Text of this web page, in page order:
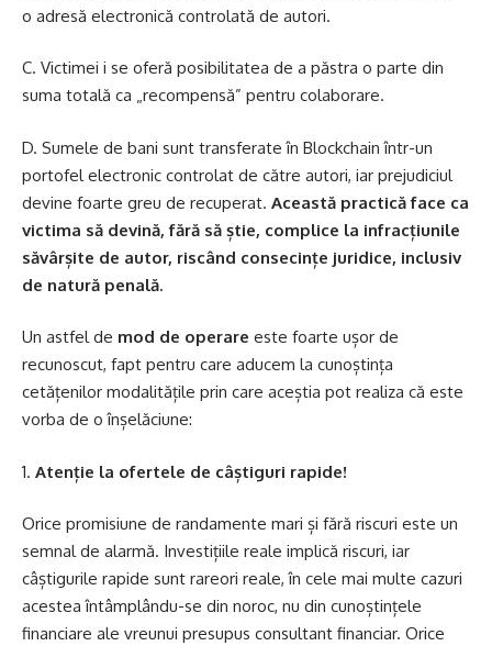
o adresă electronică controlată de autori.
C. Victimei i se oferă posibilitatea de a păstra o parte din
suma totală ca „recompensă” pentru colaborare.
D. Sumele de bani sunt transferate în Blockchain într-un
portofel electronic controlat de către autori, iar prejudiciul
devine foarte greu de recuperat. Această practică face ca
victima să devină, fără să știe, complice la infracțiunile
săvârșite de autor, riscând consecințe juridice, inclusiv
de natură penală.
Un astfel de mod de operare este foarte ușor de
recunoscut, fapt pentru care aducem la cunoștința
cetățenilor modalitățile prin care aceștia pot realiza că este
vorba de o înșelăciune:
1. Atenție la ofertele de câștiguri rapide!
Orice promisiune de randamente mari și fără riscuri este un
semnal de alarmă. Investițiile reale implică riscuri, iar
câștigurile rapide sunt rareori reale, în cele mai multe cazuri
acestea întâmplându-se din noroc, nu din cunoștințele
financiare ale vreunui presupus consultant financiar. Orice